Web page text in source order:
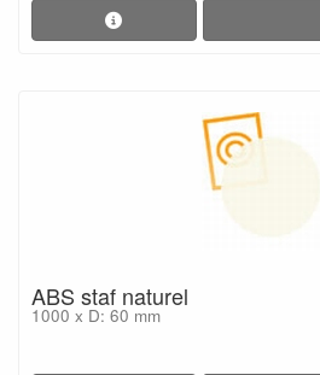
ABS staf naturel
1000 x D: 60 mm